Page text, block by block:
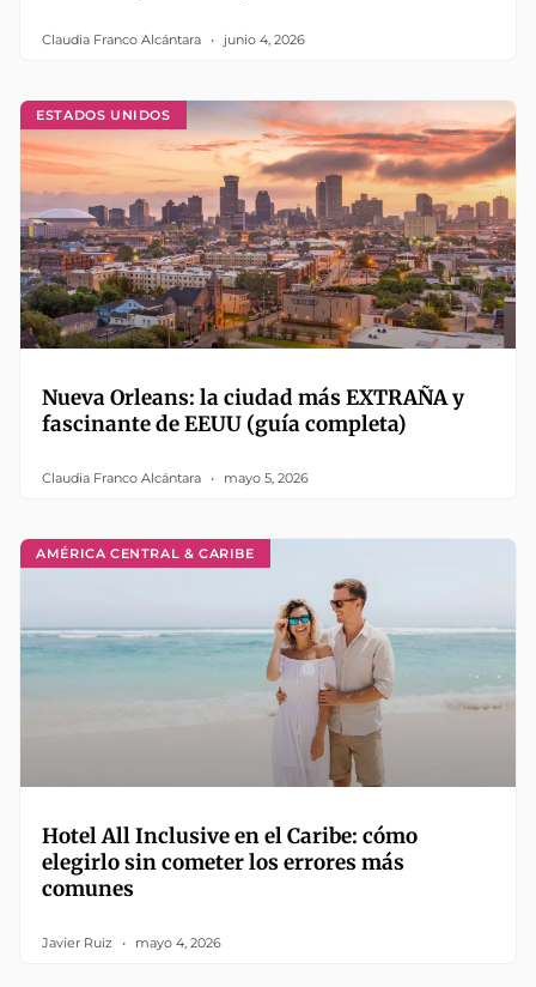
Claudia Franco Alcántara junio 4, 2026
ESTADOS UNIDOS
Nueva Orleans: la ciudad más EXTRAÑA y
fascinante de EEUU (guía completa)
Claudia Franco Alcántara mayo 5, 2026
AMÉRICA CENTRAL & CARIBE
Hotel All Inclusive en el Caribe: cómo
elegirlo sin cometer los errores más
comunes
Javier Ruiz mayo 4, 2026